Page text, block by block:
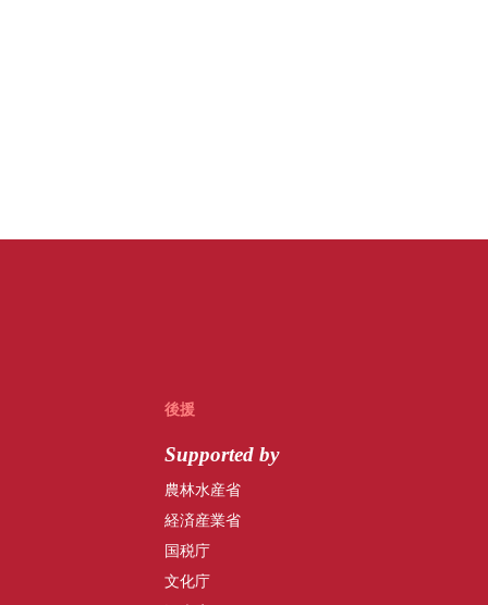
後援
Supported by
農林水産省
経済産業省
国税庁
文化庁